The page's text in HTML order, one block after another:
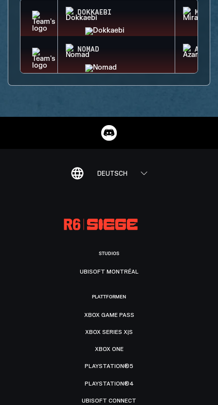
DOKKAEBI MIRA
NOMAD AZAMI
DEUTSCH
STUDIOS
UBISOFT MONTRÉAL
PLATTFORMEN
XBOX GAME PASS
XBOX SERIES X|S
XBOX ONE
PLAYSTATION®5
PLAYSTATION®4
UBISOFT CONNECT